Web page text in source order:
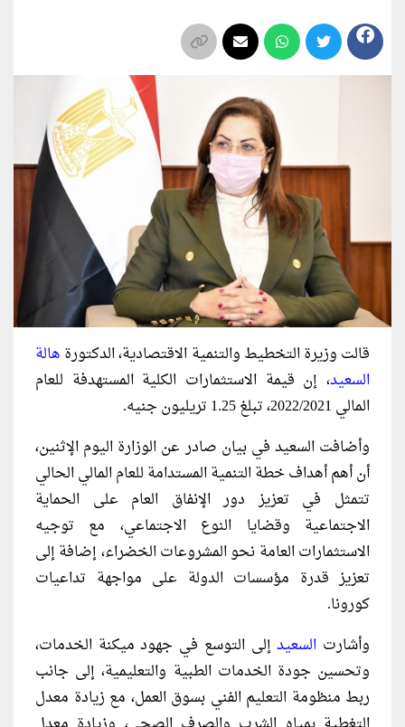
قالت وزيرة التخطيط والتنمية الاقتصادية، الدكتورة هالة
السعيد، إن قيمة الاستثمارات الكلية المستهدفة للعام
المالي 2022/2021، تبلغ 1.25 تريليون جنيه.
وأضافت السعيد في بيان صادر عن الوزارة اليوم الإثنين،
أن أهم أهداف خطة التنمية المستدامة للعام المالي الحالي
تتمثل في تعزيز دور الإنفاق العام على الحماية
الاجتماعية وقضايا النوع الاجتماعي، مع توجيه
الاستثمارات العامة نحو المشروعات الخضراء، إضافة إلى
تعزيز قدرة مؤسسات الدولة على مواجهة تداعيات
كورونا.
وأشارت السعيدإلى التوسع في جهود ميكنة الخدمات،
وتحسين جودة الخدمات الطبية والتعليمية، إلى جانب
ربط منظومة التعليم الفني بسوق العمل، مع زيادة معدل